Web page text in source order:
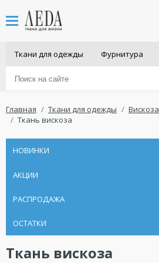
Ткани для одежды Фурнитура
Главная Ткани для одежды Вискоза
Ткань вискоза
НОВИНКИ
АКЦИИ
РАСПРОДАЖА
ОСТАТКИ
Ткань вискоза